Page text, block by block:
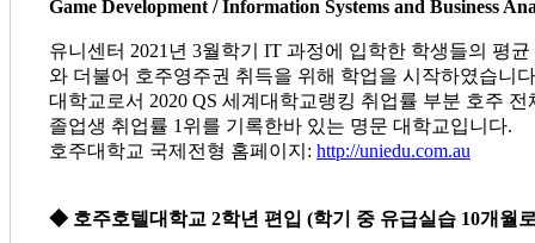
Game Development / Information Systems and Business
유니센터 2021년 3월학기 IT 과정에 입학한 학생들의 평
와 더불어 호주영주권 취득을 위해 학업을 시작하였습니
대학교로서 2020 QS 세계대학교랭킹 취업률 부분 호주
졸업생 취업률 1위를 기록한바 있는 명문 대학교입니다.
호주대학교 국제전형 홈페이지: http://uniedu.com.au
◆ 호주호텔대학교 2학년 편입 (학기 중 유급실습 10개월